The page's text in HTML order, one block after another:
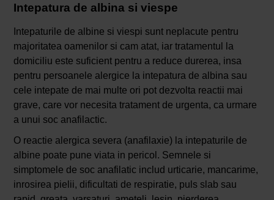
Intepatura de albina si viespe
Intepaturile de albine si viespi sunt neplacute pentru
majoritatea oamenilor si cam atat, iar tratamentul la
domiciliu este suficient pentru a reduce durerea, insa
pentru persoanele alergice la intepatura de albina sau
cele intepate de mai multe ori pot dezvolta reactii mai
grave, care vor necesita tratament de urgenta, ca urmare
a unui soc anafilactic.
O reactie alergica severa (anafilaxie) la intepaturile de
albine poate pune viata in pericol. Semnele si
simptomele de soc anafilatic includ urticarie, mancarime,
inrosirea pielii, dificultati de respiratie, puls slab sau